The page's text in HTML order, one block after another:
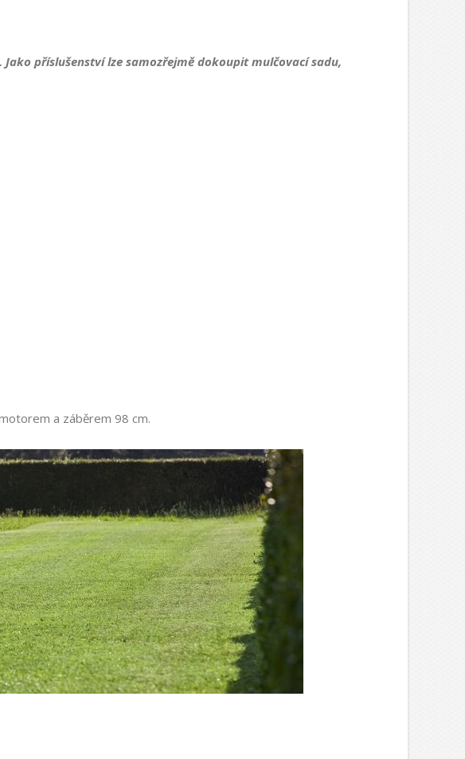
příslušenství lze samozřejmě dokoupit mulčovací sadu,
a záběrem 98 cm.